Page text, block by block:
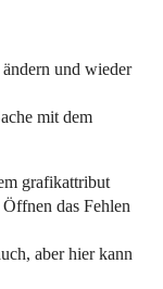
und wieder
mit dem
grafikattribut
das Fehlen
aber hier kann